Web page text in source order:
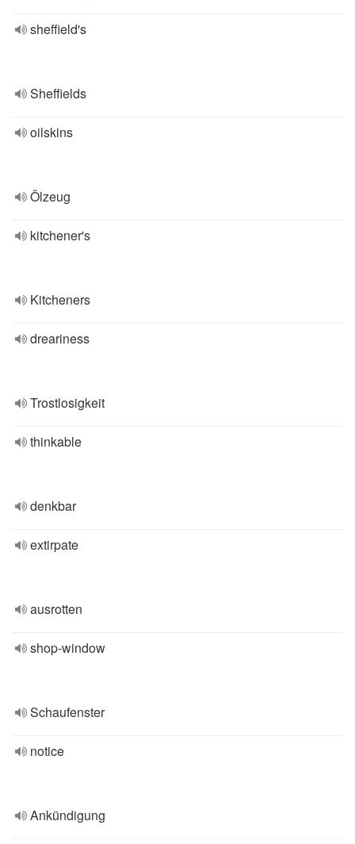
sheffield's
Sheffields
oilskins
Ölzeug
kitchener's
Kitcheners
dreariness
Trostlosigkeit
thinkable
denkbar
extirpate
ausrotten
shop-window
Schaufenster
notice
Ankündigung